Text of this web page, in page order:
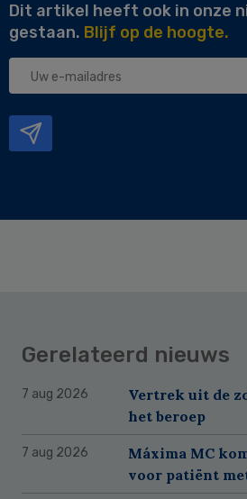
Dit artikel heeft ook in onze
gestaan. Blijf op de hoogte.
Uw
Gerelateerd nieuws
7 aug 2026
Vertrek uit de
het beroep
7 aug 2026
Máxima MC
voor patiënt